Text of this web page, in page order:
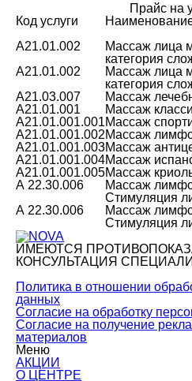
Прайс на
Код услуги
A21.01.002
Массаж лица
категория
A21.01.002
Массаж лица
категория
A21.03.007
Массаж
A21.01.001
Массаж
А21.01.001.001Массаж
А21.01.001.002Массаж
А21.01.001.003Массаж
А21.01.001.004Массаж
А21.01.001.005Массаж
А 22.30.006
Массаж
Стимуляция
А 22.30.006
Массаж
Стимуляция
ИМЕЮТСЯ
КОНСУЛЬТАЦИЯ
Политика в отношении
данных
Согласие на обработку
Согласие на получение
материалов
Меню
АКЦИИ
О ЦЕНТРЕ